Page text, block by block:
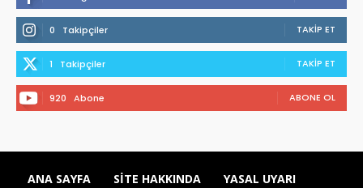
0 Takipçiler TAKIP ET
1 Takipçiler TAKIP ET
920 Abone ABONE OL
ANA SAYFA SITE HAKKINDA YASAL UYARI